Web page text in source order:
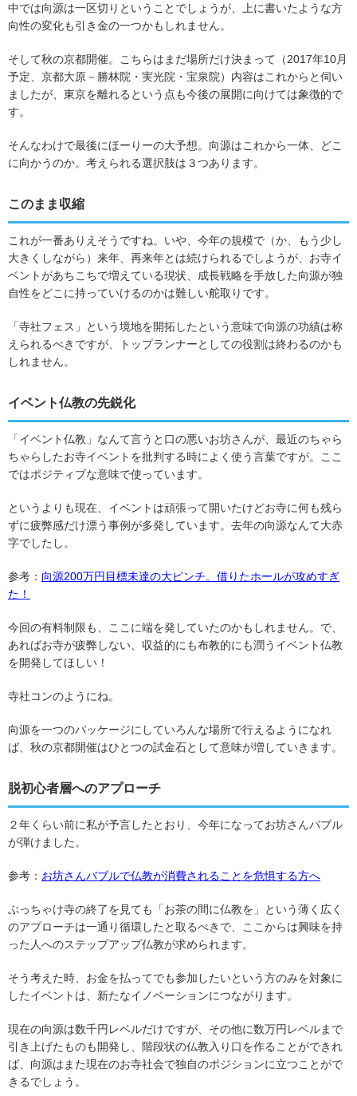
中では向源は一区切りということでしょうが、上に書いたような方
向性の変化も引き金の一つかもしれません。
そして秋の京都開催。こちらはまだ場所だけ決まって（2017年10月
予定、京都大原－勝林院・実光院・宝泉院）内容はこれからと伺い
ましたが、東京を離れるという点も今後の展開に向けては象徴的で
す。
そんなわけで最後にほーりーの大予想。向源はこれから一体、どこ
に向かうのか。考えられる選択肢は３つあります。
このまま収縮
これが一番ありえそうですね。いや、今年の規模で（か、もう少し
大きくしながら）来年、再来年とは続けられるでしようが、お寺イ
ベントがあちこちで増えている現状、成長戦略を手放した向源が独
自性をどこに持っていけるのかは難しい舵取りです。
「寺社フェス」という境地を開拓したという意味で向源の功績は称
えられるべきですが、トップランナーとしての役割は終わるのかも
しれません。
イベント仏教の先鋭化
「イベント仏教」なんて言うと口の悪いお坊さんが、最近のちゃら
ちゃらしたお寺イベントを批判する時によく使う言葉ですが。ここ
ではポジティブな意味で使っています。
というよりも現在、イベントは頑張って開いたけどお寺に何も残ら
ずに疲弊感だけ漂う事例が多発しています。去年の向源なんて大赤
字でしたし。
参考： 向源200万円目標未達の大ピンチ。借りたホールが攻めすぎ
た！
今回の有料制限も、ここに端を発していたのかもしれません。で、
あればお寺が疲弊しない、収益的にも布教的にも潤うイベント仏教
を開発してほしい！
寺社コンのようにね。
向源を一つのパッケージにしていろんな場所で行えるようになれ
ば、秋の京都開催はひとつの試金石として意味が増していきます。
脱初心者層へのアプローチ
２年くらい前に私が予言したとおり、今年になってお坊さんバブル
が弾けました。
参考： お坊さんバブルで仏教が消費されることを危惧する方へ
ぶっちゃけ寺の終了を見ても「お茶の間に仏教を」という薄く広く
のアプローチは一通り循環したと取るべきで、ここからは興味を持
った人へのステップアップ仏教が求められます。
そう考えた時、お金を払ってでも参加したいという方のみを対象に
したイベントは、新たなイノベーションにつながります。
現在の向源は数千円レベルだけですが、その他に数万円レベルまで
引き上げたものも開発し、階段状の仏教入り口を作ることができれ
ば、向源はまた現在のお寺社会で独自のポジションに立つことがで
きるでしょう。